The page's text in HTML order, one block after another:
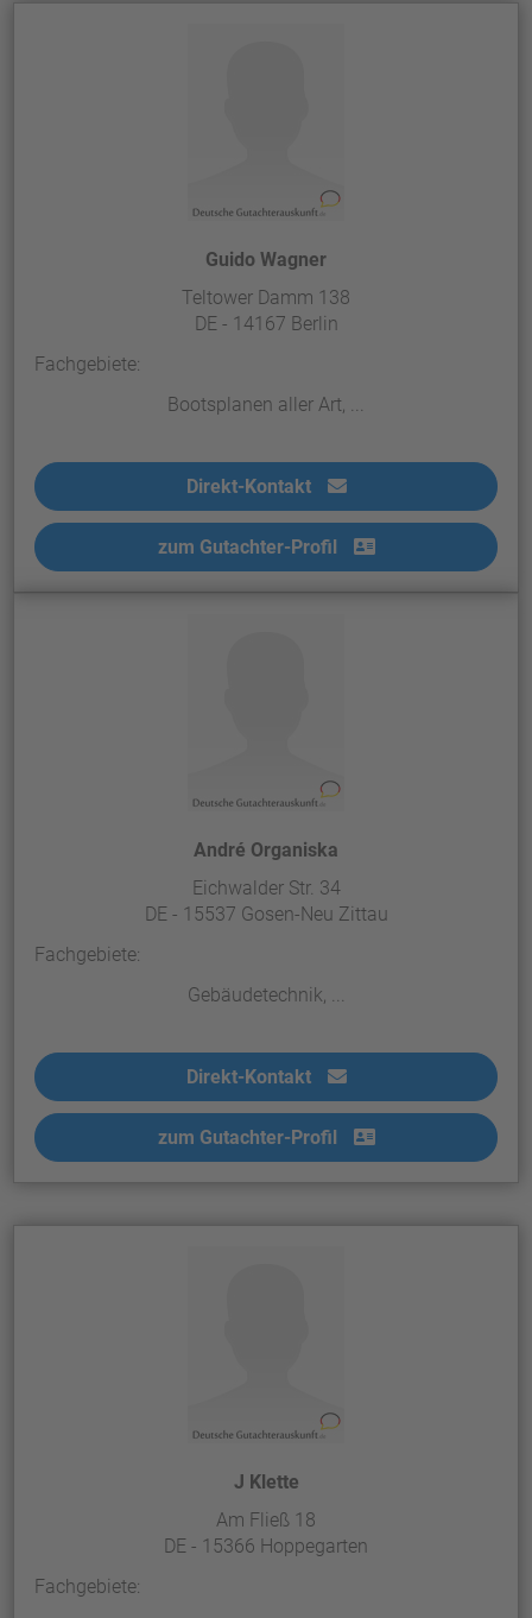
Guido Wagner
Teltower Damm 138
DE - 14167 Berlin
Fachgebiete:
Bootsplanen aller Art, ...
Direkt-Kontakt
zum Gutachter-Profil
André Organiska
Eichwalder Str. 34
DE - 15537 Gosen-Neu Zittau
Fachgebiete:
Gebäudetechnik, ...
Direkt-Kontakt
zum Gutachter-Profil
J Klette
Am Fließ 18
DE - 15366 Hoppegarten
Fachgebiete: